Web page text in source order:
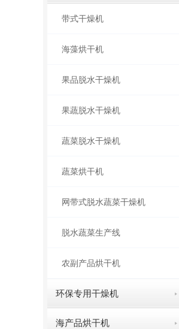
带式干燥机
海藻烘干机
果品脱水干燥机
果蔬脱水干燥机
蔬菜脱水干燥机
蔬菜烘干机
网带式脱水蔬菜干燥机
脱水蔬菜生产线
农副产品烘干机
环保专用干燥机
海产品烘干机